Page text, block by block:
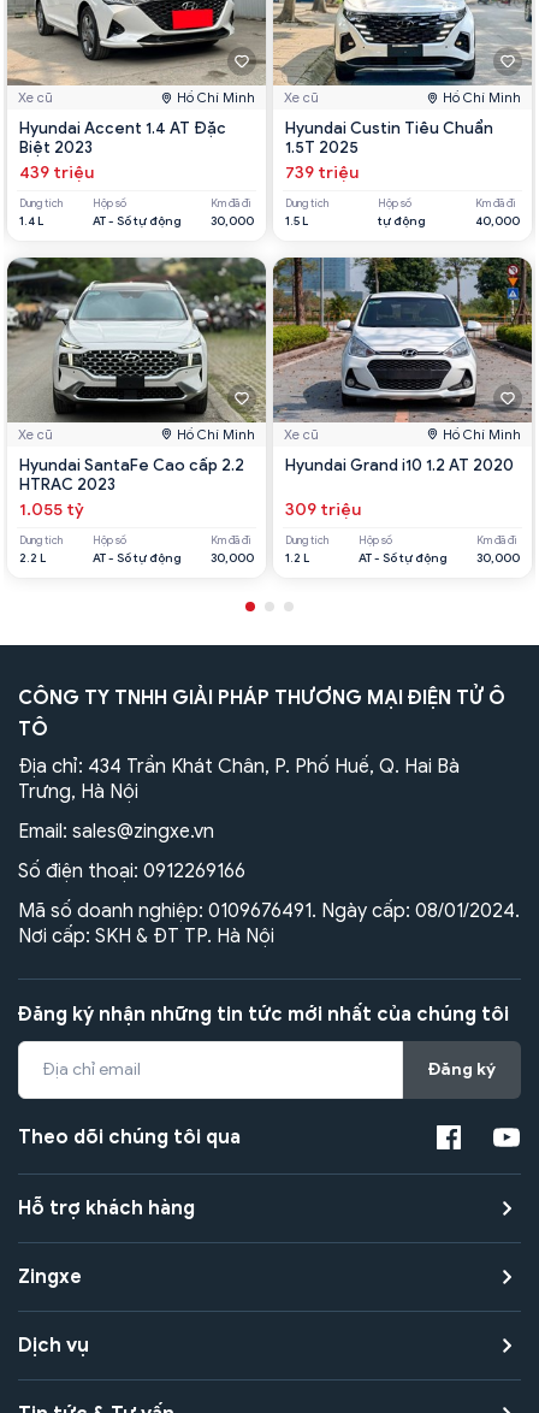
Xe cũ Hồ Chí Minh
Hyundai Accent 1.4 AT Đặc
Biệt 2023
439 triệu
Dung tích
1.4 L
Hộp số
AT - Số tự động
Km đã đi
30,000
Xe cũ Hồ Chí Minh
Hyundai SantaFe Cao cấp 2.2
HTRAC 2023
1.055 tỷ
Dung tích
2.2 L
Hộp số
AT - Số tự động
Km đã đi
30,000
Xe cũ Hồ Chí Minh
Hyundai Custin Tiêu Chuẩn
1.5T 2025
739 triệu
Dung tích
1.5 L
Hộp số
tự động
Km đã đi
40,000
Xe cũ Hồ Chí Minh
Hyundai Grand i10 1.2 AT 2020
309 triệu
Dung tích
1.2 L
Hộp số
AT - Số tự động
Km đã đi
30,000
CÔNG TY TNHH GIẢI PHÁP THƯƠNG MẠI ĐIỆN TỬ Ô
TÔ
Địa chỉ: 434 Trần Khát Chân, P. Phố Huế, Q. Hai Bà
Trưng, Hà Nội
Email: sales@zingxe.vn
Số điện thoại: 0912269166
Mã số doanh nghiệp: 0109676491. Ngày cấp: 08/01/2024.
Nơi cấp: SKH & ĐT TP. Hà Nội
Đăng ký nhận những tin tức mới nhất của chúng tôi
Đăng ký
Theo dõi chúng tôi qua
Hỗ trợ khách hàng
Zingxe
Dịch vụ